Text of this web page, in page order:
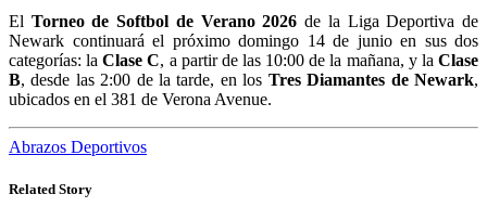
El Torneo de Softbol de Verano 2026 de la Liga Deportiva de
Newark continuará el próximo domingo 14 de junio en sus dos
categorías: laClase C, a partir de las 10:00 de la mañana, y laClase
B, desde las 2:00 de la tarde, en los Tres Diamantes de Newark,
ubicados en el 381 de Verona Avenue.
Abrazos Deportivos
Related Story